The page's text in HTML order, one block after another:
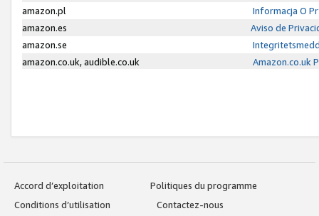
amazon.pl
Informacja O
amazon.es
Aviso de
amazon.se
amazon.co.uk, audible.co.uk
Amazon.co.uk
Accord d’exploitation
Politiques du programme
Conditions d’utilisation
Contactez-nous